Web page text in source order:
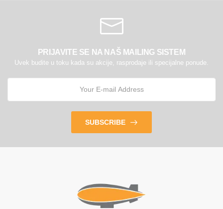
PRIJAVITE SE NA NAŠ MAILING SISTEM
Uvek budite u toku kada su akcije, rasprodaje ili specijalne ponude.
SUBSCRIBE